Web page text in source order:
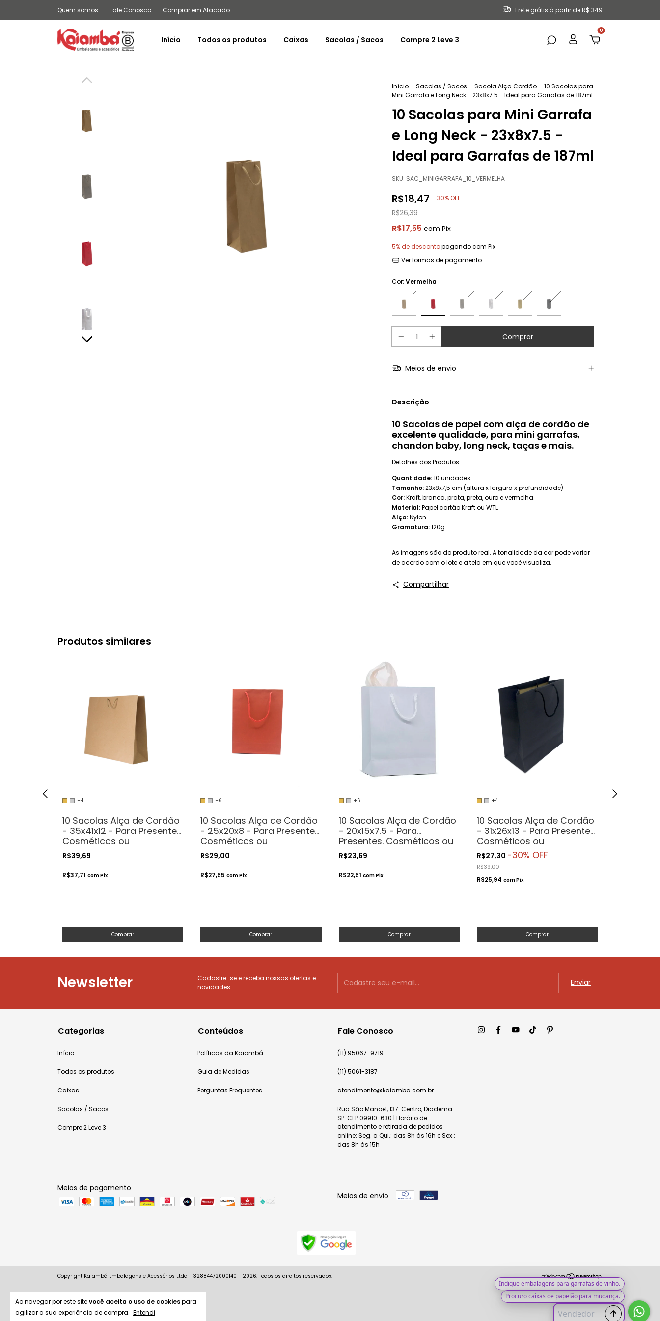
Quem somos Fale Conosco Comprar em Atacado Frete grátis à partir de R$ 349
Início Todos os produtos Caixas Sacolas / Sacos Compre 2 Leve 3
0
Ao navegar por este sitevocê aceita o uso de cookiespara
agilizar a sua experiência de compra. Entendi
Início . Sacolas / Sacos . Sacola Alça Cordão . 10 Sacolas para
Mini Garrafa e Long Neck - 23x8x7.5 - Ideal para Garrafas de 187ml
10 Sacolas para Mini Garrafa
e Long Neck - 23x8x7.5 -
Ideal para Garrafas de 187ml
SKU: SAC_MINIGARRAFA_10_VERMELHA
R$18,47 -30% OFF
R$26,39
R$17,55 com Pix
5% de descontopagando com Pix
Ver formas de pagamento
Cor: Vermelha
Meios de envio
Descrição
10 Sacolas de papel com alça de cordão de
excelente qualidade, para mini garrafas,
chandon baby, long neck, taças e mais.
Detalhes dos Produtos
Quantidade:10 unidades
Tamanho:23x8x7,5 cm (altura x largura x profundidade)
Cor:Kraft, branca, prata, preta, ouro e vermelha.
Material:Papel cartão Kraft ou WTL
Alça:Nylon
Gramatura:120g
As imagens são do produto real. A tonalidade da cor pode variar
de acordo com o lote e a tela em que você visualiza.
Compartilhar
Produtos similares
+4
10 Sacolas Alça de Cordão
- 35x41x12 - Para Presentes.
Cosméticos ou
Artesanatos
R$39,69
R$37,71 comPix
Comprar
+6
10 Sacolas Alça de Cordão
- 25x20x8 - Para Presentes.
Cosméticos ou
Artesanatos
R$29,00
R$27,55comPix
Comprar
+6
10 Sacolas Alça de Cordão
- 20x15x7.5 - Para
Presentes. Cosméticos ou
Artesanatos
R$23,69
R$22,51 comPix
Comprar
+4
10 Sacolas Alça de Cordão
- 31x26x13 - Para Presentes.
Cosméticos ou
Artesanatos
R$27,30 -30% OFF
R$39,00
R$25,94 comPix
Comprar
Newsletter
Cadastre-se e receba nossas ofertas e
novidades.
Categorias
Início
Todos os produtos
Caixas
Sacolas / Sacos
Compre 2 Leve 3
Conteúdos
Políticas da Kaiambá
Guia de Medidas
Perguntas Frequentes
Fale Conosco
(11) 95067-9719
(11) 5061-3187
atendimento@kaiamba.com.br
Rua São Manoel, 137. Centro, Diadema -
SP. CEP 09910-630 | Horário de
atendimento e retirada de pedidos
online: Seg. a Qui.: das 8h às 16h e Sex.:
das 8h às 15h
Meios de pagamento
Meios de envio
Copyright Kaiambá Embalagens e Acessórios Ltda - 32884472000140 - 2026. Todos os direitos reservados.